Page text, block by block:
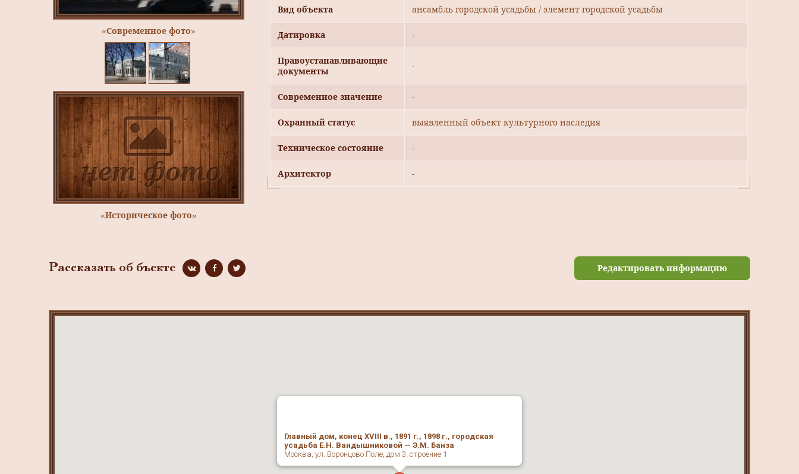
«Современное фото»
«Историческое фото»
Вид объекта ансамбль городской усадьбы / элемент городской усадьбы
Датировка -
Правоустанавливающие
документы
-
Современное значение -
Охранный статус выявленный объект культурного наследия
Техническое состояние -
Архитектор -
Рассказать об бъекте Редактировать информацию
Главный дом, конец XVIII в., 1891 г., 1898 г., городская
усадьба Е.Н. Вандышниковой — Э.М. Банза
Москва, ул. Воронцово Поле, дом 3, строение 1